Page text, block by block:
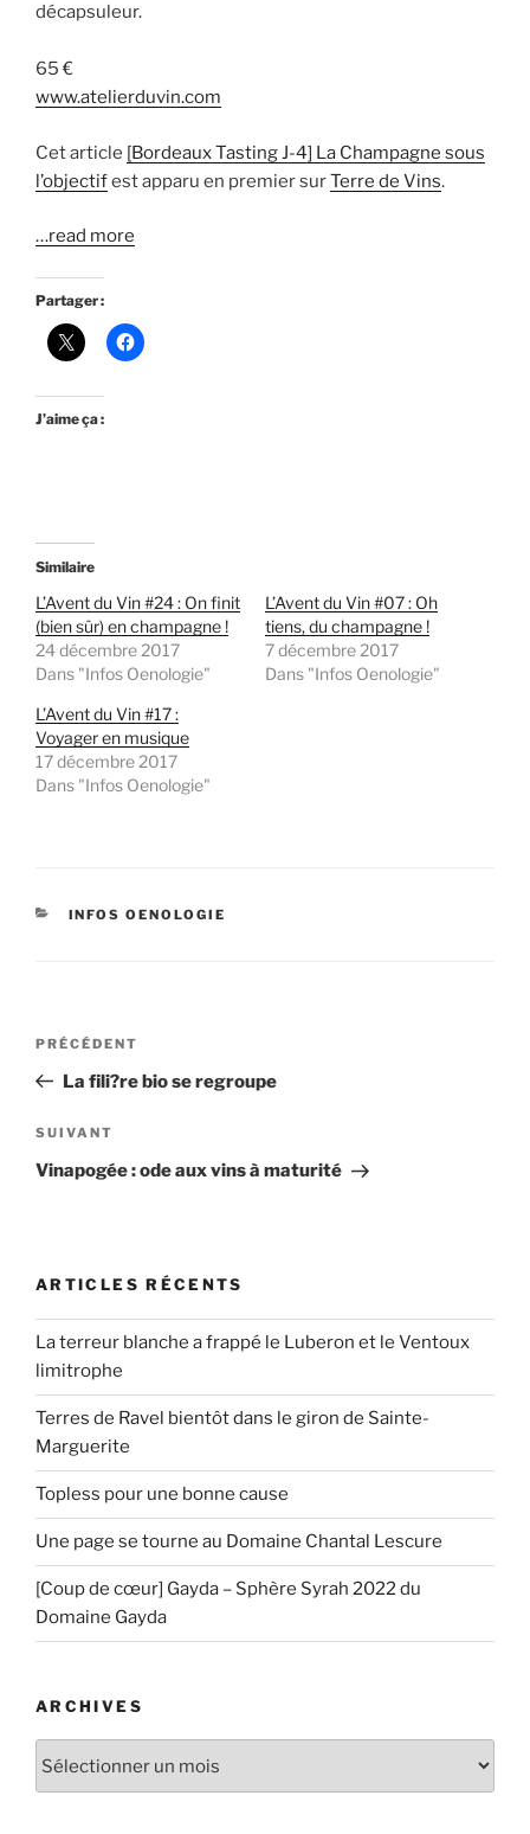
décapsuleur.
65 €
www.atelierduvin.com
Cet article [Bordeaux Tasting J-4] La Champagne sous
l’objectifest apparu en premier surTerre de Vins.
…read more
Partager :
J’aime ça :
Similaire
L’Avent du Vin #24 : On finit
(bien sûr) en champagne !
24 décembre 2017
Dans "Infos Oenologie"
L’Avent du Vin #07 : Oh
tiens, du champagne !
7 décembre 2017
Dans "Infos Oenologie"
L’Avent du Vin #17 :
Voyager en musique
17 décembre 2017
Dans "Infos Oenologie"
CATÉGORIES
INFOS OENOLOGIE
Navigation
l’article
Article
précédent
PRÉCÉDENT
La fili?re bio se regroupe
Article
suivant
SUIVANT
Vinapogée : ode aux vins à maturité
ARTICLES RÉCENTS
La terreur blanche a frappé le Luberon et le Ventoux
limitrophe
Terres de Ravel bientôt dans le giron de Sainte-
Marguerite
Topless pour une bonne cause
Une page se tourne au Domaine Chantal Lescure
[Coup de cœur] Gayda – Sphère Syrah 2022 du
Domaine Gayda
ARCHIVES